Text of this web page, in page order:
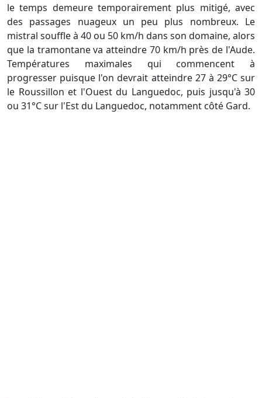
le temps demeure temporairement plus mitigé, avec
des passages nuageux un peu plus nombreux. Le
mistral souffle à 40 ou 50 km/h dans son domaine, alors
que la tramontane va atteindre 70 km/h près de l'Aude.
Températures maximales qui commencent à
progresser puisque l'on devrait atteindre 27 à 29°C sur
le Roussillon et l'Ouest du Languedoc, puis jusqu'à 30
ou 31°C sur l'Est du Languedoc, notamment côté Gard.